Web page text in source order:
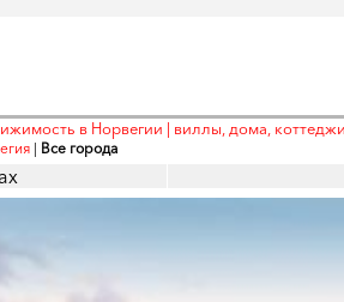
в Норвегии | виллы, дома,
| Все города